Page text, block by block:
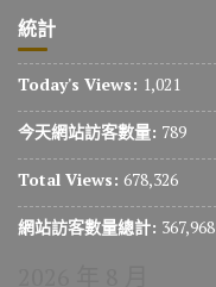
統計
Today's Views: 1,021
今天網站訪客數量: 789
Total Views: 678,326
網站訪客數量總計: 367,968